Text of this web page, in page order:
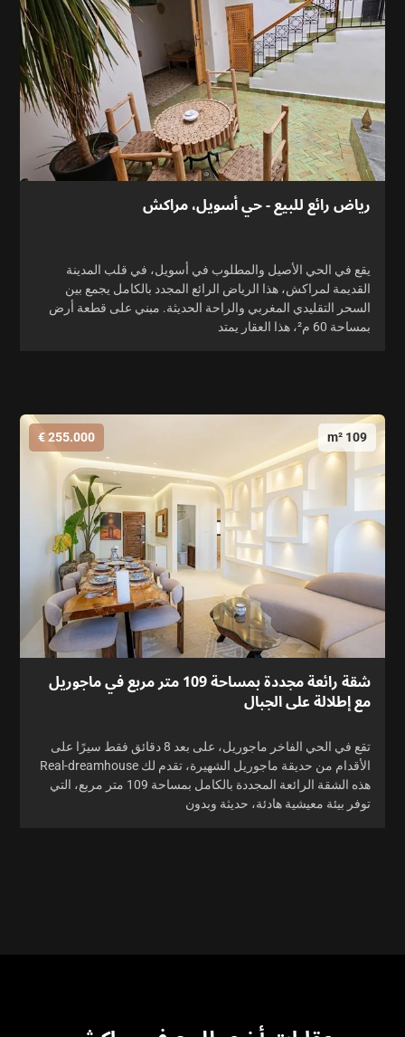
رياض رائع للبيع - حي أسويل، مراكش
يقع في الحي الأصيل والمطلوب في أسويل، في قلب المدينة
القديمة لمراكش، هذا الرياض الرائع المجدد بالكامل يجمع بين
السحر التقليدي المغربي والراحة الحديثة. مبني على قطعة أرض
بمساحة 60 م²، هذا العقار يمتد
109 m²
255.000 €
شقة رائعة مجددة بمساحة 109 متر مربع في ماجوريل
مع إطلالة على الجبال
تقع في الحي الفاخر ماجوريل، على بعد 8 دقائق فقط سيرًا على
الأقدام من حديقة ماجوريل الشهيرة، تقدم لك Real-dreamhouse
هذه الشقة الرائعة المجددة بالكامل بمساحة 109 متر مربع، التي
توفر بيئة معيشية هادئة، حديثة وبدون